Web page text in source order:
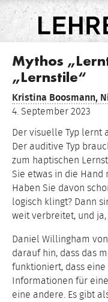
Mythos
„Lernstile“
Kristina Boosmann,
4. September 2023
Der visuelle Typ lernt
Der auditive Typ
zum haptischen
Sie etwas in die Hand
Haben Sie davon
logisch klingt? Dann
weit verbreitet, und ja,
Daniel Willingham
darauf hin, dass das
funktioniert, dass
Informationen für
eine andere. Es gibt